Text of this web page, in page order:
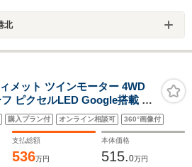
北
メット ツインモーター 4WD
ピクセルLED Google搭載 ド
リック harman/kardonプレミ
ールブレンドシート 前後シー
ーター 20インチAW
購入プラン付 オンライン相談可 360°画像付
支払総額
536万円
本体価格
515.0万円